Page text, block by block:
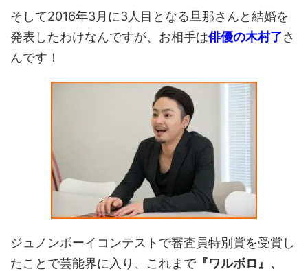
そして2016年3月に3人目となる旦那さんと結婚を
発表したわけなんですが、お相手は俳優の木村了さ
んです！
ジュノンボーイコンテストで審査員特別賞を受賞し
たことで芸能界に入り、これまで『ワルボロ』、